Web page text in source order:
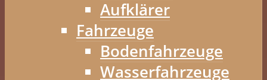
Aufklärer
Fahrzeuge
Bodenfahrzeuge
Wasserfahrzeuge